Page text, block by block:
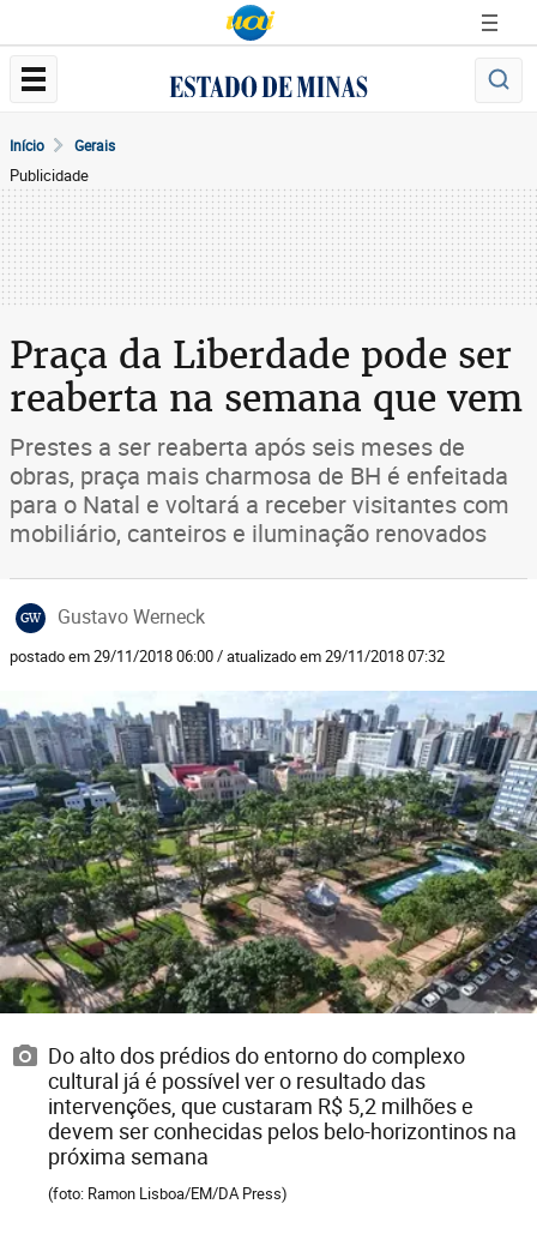
Início Gerais
Publicidade
Praça da Liberdade pode ser
reaberta na semana que vem
Prestes a ser reaberta após seis meses de
obras, praça mais charmosa de BH é enfeitada
para o Natal e voltará a receber visitantes com
mobiliário, canteiros e iluminação renovados
GW Gustavo Werneck
postado em 29/11/2018 06:00 / atualizado em 29/11/2018 07:32
Do alto dos prédios do entorno do complexo
cultural já é possível ver o resultado das
intervenções, que custaram R$ 5,2 milhões e
devem ser conhecidas pelos belo-horizontinos na
próxima semana
(foto: Ramon Lisboa/EM/DA Press)